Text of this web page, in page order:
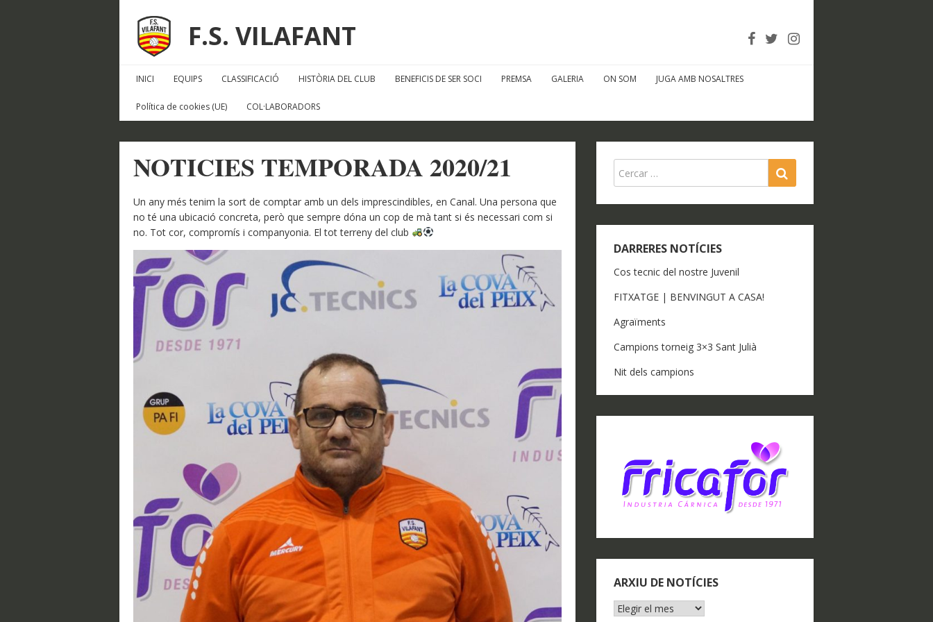
F.S. VILAFANT
INICI EQUIPS CLASSIFICACIÓ HISTÒRIA DEL CLUB BENEFICIS DE SER SOCI PREMSA GALERIA ON SOM JUGA AMB NOSALTRES
Política de cookies (UE) COL·LABORADORS
NOTICIES TEMPORADA 2020/21
Un any més tenim la sort de comptar amb un dels imprescindibles, en Canal. Una persona que
no té una ubicació concreta, però que sempre dóna un cop de mà tant si és necessari com si
no. Tot cor, compromís i companyonia. El tot terreny del club
DARRERES NOTÍCIES
Cos tecnic del nostre Juvenil
FITXATGE | BENVINGUT A CASA!
Agraïments
Campions torneig 3×3 Sant Julià
Nit dels campions
ARXIU DE NOTÍCIES
ARXIU